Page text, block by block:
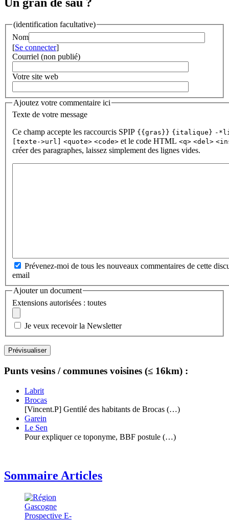
Un gran de sau ?
(identification facultative)
Nom
[Se connecter]
Courriel (non publié)
Votre site web
Ajoutez votre commentaire ici
Texte de votre message
Ce champ accepte les raccourcis SPIP {{gras}} {italique} -
[texte->url]
<quote> <code> et le code HTML <q> <del>
créer des paragraphes, laissez simplement des lignes vides.
Prévenez-moi de tous les nouveaux commentaires de cette
email
Ajouter un document
Extensions autorisées : toutes
Je veux recevoir la Newsletter
Punts vesins / communes voisines (≤ 16km) :
Labrit
Brocas
[Vincent.P] Gentilé des habitants de Brocas (…)
Garein
Le Sen
Pour expliquer ce toponyme, BBF postule (…)
Sommaire Articles